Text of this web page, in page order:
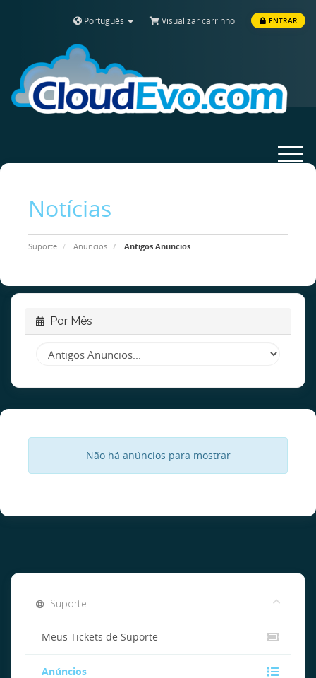
Português Visualizar carrinho ENTRAR
Toggle
Notícias
Suporte Anúncios Antigos Anuncios
Por Mês
Não há anúncios para mostrar
Suporte
Meus Tickets de Suporte
Anúncios